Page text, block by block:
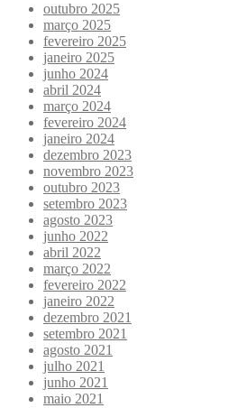
outubro 2025
março 2025
fevereiro 2025
janeiro 2025
junho 2024
abril 2024
março 2024
fevereiro 2024
janeiro 2024
dezembro 2023
novembro 2023
outubro 2023
setembro 2023
agosto 2023
junho 2022
abril 2022
março 2022
fevereiro 2022
janeiro 2022
dezembro 2021
setembro 2021
agosto 2021
julho 2021
junho 2021
maio 2021